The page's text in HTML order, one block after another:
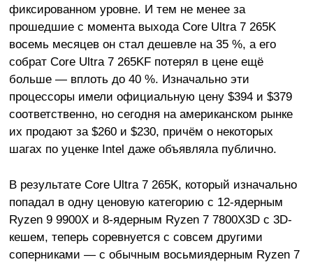
фиксированном уровне. И тем не менее за
прошедшие с момента выхода Core Ultra 7 265K
восемь месяцев он стал дешевле на 35 %, а его
собрат Core Ultra 7 265KF потерял в цене ещё
больше — вплоть до 40 %. Изначально эти
процессоры имели официальную цену $394 и $379
соответственно, но сегодня на американском рынке
их продают за $260 и $230, причём о некоторых
шагах по уценке Intel даже объявляла публично.
В результате Core Ultra 7 265K, который изначально
попадал в одну ценовую категорию с 12-ядерным
Ryzen 9 9900X и 8-ядерным Ryzen 7 7800X3D с 3D-
кешем, теперь соревнуется с совсем другими
соперниками — с обычным восьмиядерным Ryzen 7